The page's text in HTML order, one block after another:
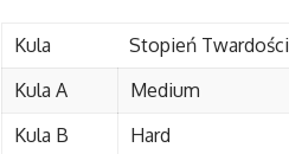
Kula Stopień Twardości
Kula A
Medium
Kula B
Hard